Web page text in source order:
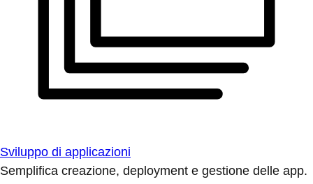
Sviluppo di applicazioni
Semplifica creazione, deployment e gestione delle app.